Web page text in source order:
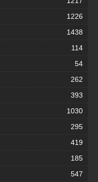
1226
1438
114
54
262
393
1030
295
419
185
547